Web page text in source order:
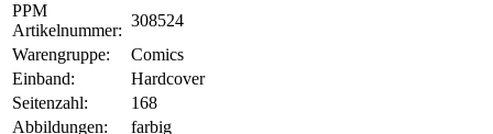
PPM
Artikelnummer:
308524
Warengruppe:
Comics
Einband:
Hardcover
Seitenzahl:
168
Abbildungen:
farbig